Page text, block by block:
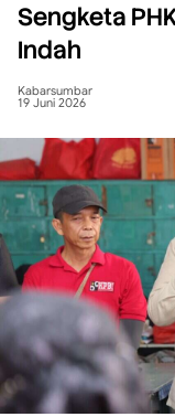
Sengketa
Indah
Kabarsumbar
19 Juni 2026